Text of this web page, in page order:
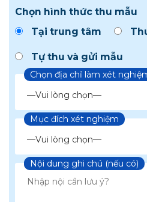
Chọn hình thức thu mẫu
Tại trung tâm
Tự thu và gửi mẫu
Chọn địa chỉ làm xét
Mục đích xét nghiệm
Chọn loại xét nghiệm
Nội dung ghi chú (nếu có)